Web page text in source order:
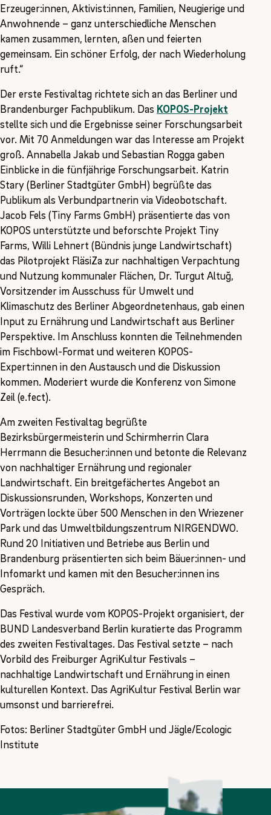
Erzeuger:innen, Aktivist:innen, Familien, Neugierige und
Anwohnende – ganz unterschiedliche Menschen
kamen zusammen, lernten, aßen und feierten
gemeinsam. Ein schöner Erfolg, der nach Wiederholung
ruft.“
Der erste Festivaltag richtete sich an das Berliner und
Brandenburger Fachpublikum. Das KOPOS-Projekt
stellte sich und die Ergebnisse seiner Forschungsarbeit
vor. Mit 70 Anmeldungen war das Interesse am Projekt
groß. Annabella Jakab und Sebastian Rogga gaben
Einblicke in die fünfjährige Forschungsarbeit. Katrin
Stary (Berliner Stadtgüter GmbH) begrüßte das
Publikum als Verbundpartnerin via Videobotschaft.
Jacob Fels (Tiny Farms GmbH) präsentierte das von
KOPOS unterstützte und beforschte Projekt Tiny
Farms, Willi Lehnert (Bündnis junge Landwirtschaft)
das Pilotprojekt FläsiZa zur nachhaltigen Verpachtung
und Nutzung kommunaler Flächen, Dr. Turgut Altuğ,
Vorsitzender im Ausschuss für Umwelt und
Klimaschutz des Berliner Abgeordnetenhaus, gab einen
Input zu Ernährung und Landwirtschaft aus Berliner
Perspektive. Im Anschluss konnten die Teilnehmenden
im Fischbowl-Format und weiteren KOPOS-
Expert:innen in den Austausch und die Diskussion
kommen. Moderiert wurde die Konferenz von Simone
Zeil (e.fect).
Am zweiten Festivaltag begrüßte
Bezirksbürgermeisterin und Schirmherrin Clara
Herrmann die Besucher:innen und betonte die Relevanz
von nachhaltiger Ernährung und regionaler
Landwirtschaft. Ein breitgefächertes Angebot an
Diskussionsrunden, Workshops, Konzerten und
Vorträgen lockte über 500 Menschen in den Wriezener
Park und das Umweltbildungszentrum NIRGENDWO.
Rund 20 Initiativen und Betriebe aus Berlin und
Brandenburg präsentierten sich beim Bäuer:innen- und
Infomarkt und kamen mit den Besucher:innen ins
Gespräch.
Das Festival wurde vom KOPOS-Projekt organisiert, der
BUND Landesverband Berlin kuratierte das Programm
des zweiten Festivaltages. Das Festival setzte – nach
Vorbild des Freiburger AgriKultur Festivals –
nachhaltige Landwirtschaft und Ernährung in einen
kulturellen Kontext. Das AgriKultur Festival Berlin war
umsonst und barrierefrei.
Fotos: Berliner Stadtgüter GmbH und Jägle/Ecologic
Institute